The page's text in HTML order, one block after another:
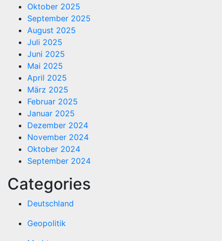
Oktober 2025
September 2025
August 2025
Juli 2025
Juni 2025
Mai 2025
April 2025
März 2025
Februar 2025
Januar 2025
Dezember 2024
November 2024
Oktober 2024
September 2024
Categories
Deutschland
Geopolitik